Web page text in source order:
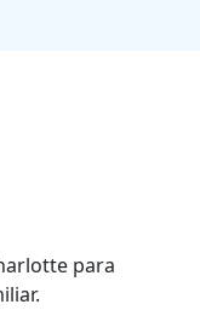
para